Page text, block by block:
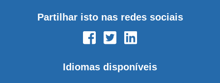
Partilhar isto nas redes sociais
Idiomas disponíveis